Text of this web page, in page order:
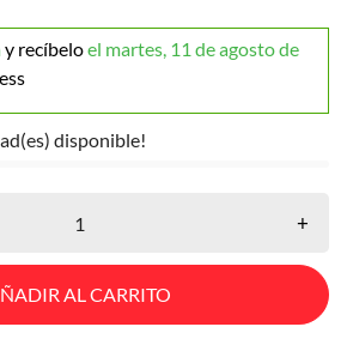
y recíbeloel martes, 11 de agosto de
disponible!
+
AL CARRITO